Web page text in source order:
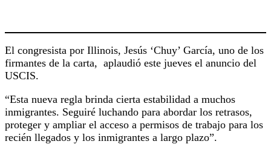
El congresista por Illinois, Jesús ‘Chuy’ García, uno de los
firmantes de la carta, aplaudió este jueves el anuncio del
USCIS.
“Esta nueva regla brinda cierta estabilidad a muchos
inmigrantes. Seguiré luchando para abordar los retrasos,
proteger y ampliar el acceso a permisos de trabajo para los
recién llegados y los inmigrantes a largo plazo”.